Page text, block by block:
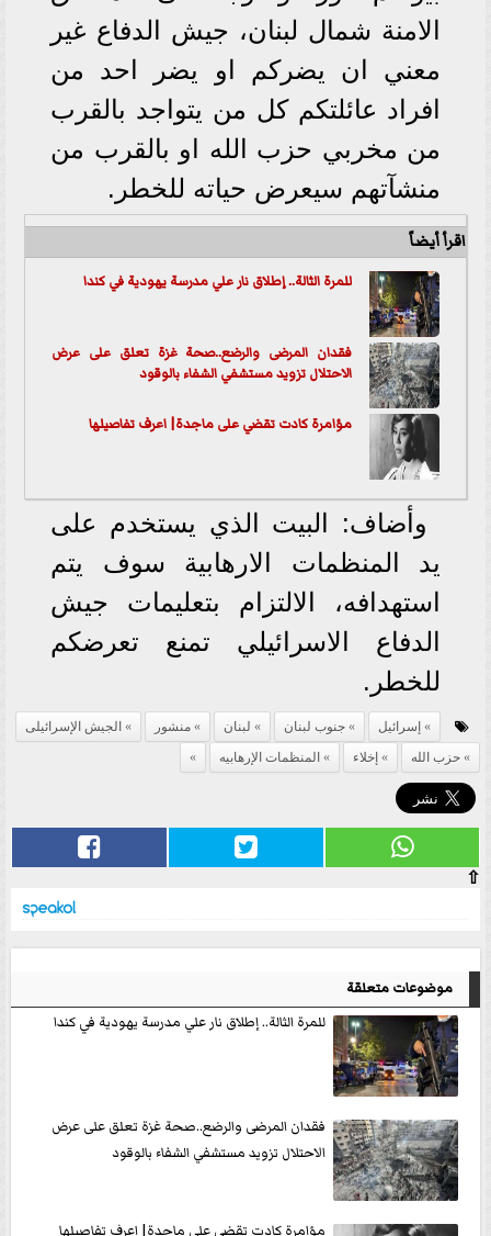
الامنة شمال لبنان، جيش الدفاع غير
معني ان يضركم او يضر احد من
افراد عائلتكم كل من يتواجد بالقرب
من مخربي حزب الله او بالقرب من
منشآتهم سيعرض حياته للخطر.
اقرأ أيضاً
للمرة الثالة.. إطلاق نار علي مدرسة يهودية في كندا
فقدان المرضى والرضع..صحة غزة تعلق على عرض
الاحتلال تزويد مستشفي الشفاء بالوقود
مؤامرة كادت تقضي على ماجدة| اعرف تفاصيلها
وأضاف: البيت الذي يستخدم على
يد المنظمات الارهابية سوف يتم
استهدافه، الالتزام بتعليمات جيش
الدفاع الاسرائيلي تمنع تعرضكم
للخطر.
إسرائيل جنوب لبنان لبنان منشور
الجيش الإسرائيلى
حزب الله
إخلاء المنظمات الإرهابيه
⇧
موضوعات متعلقة
للمرة الثالة.. إطلاق نار علي مدرسة يهودية في كندا
فقدان المرضى والرضع..صحة غزة تعلق على عرض
الاحتلال تزويد مستشفي الشفاء بالوقود
مؤامرة كادت تقضي على ماجدة| اعرف تفاصيلها